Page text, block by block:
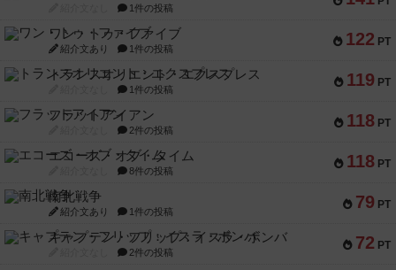
1件の投稿
122 PT
ワン・トゥ・ファイブ
紹介文あり 1件の投稿
119 PT
トランスオリエント・エクスプレス
1件の投稿
118 PT
フラットアイアン
2件の投稿
118 PT
エコーズ・オブ・タイム
8件の投稿
79 PT
南北戦争
紹介文あり 1件の投稿
72 PT
キャプテン・フリップ：イスラ・ボンバ
2件の投稿